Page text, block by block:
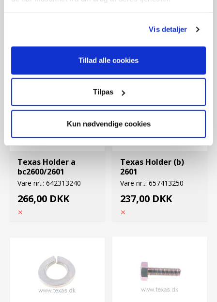
Vis detaljer
Tillad alle cookies
Tilpas
Kun nødvendige cookies
DKK 16,00 DKK
Side:1 Position:35
Texas Holder a
bc2600/2601
Vare nr..: 642313240
266,00 DKK
Side:1 Position:36
Texas Holder (b)
2601
Vare nr..: 657413250
237,00 DKK